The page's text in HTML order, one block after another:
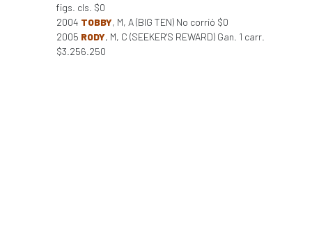
figs. cls. $0
2004 TOBBY, M, A (BIG TEN) No corrió $0
2005 RODY, M, C (SEEKER'S REWARD) Gan. 1 carr.
$3.256.250